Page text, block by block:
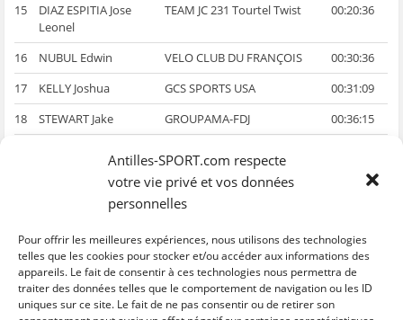
Antilles-SPORT.com respecte
votre vie privé et vos données
personnelles
Pour offrir les meilleures expériences, nous utilisons des technologies
telles que les cookies pour stocker et/ou accéder aux informations des
appareils. Le fait de consentir à ces technologies nous permettra de
traiter des données telles que le comportement de navigation ou les ID
uniques sur ce site. Le fait de ne pas consentir ou de retirer son
15
DIAZ ESPITIA Jose
Leonel
TEAM JC 231 Tourtel Twist 00:20:36
16 NUBUL Edwin VELO CLUB DU FRANÇOIS
00:30:36
17
KELLY Joshua GCS SPORTS USA
00:31:09
18
STEWART Jake GROUPAMA-FDJ
00:36:15
SELECTION GUADELOUPE
25
WILL Dilhan SELECTION GUYANE 00:56:17
C C C C C